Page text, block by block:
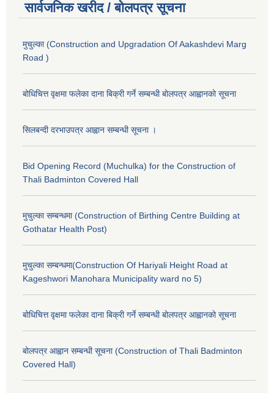
सार्वजनिक खरीद / बोलपत्र सूचना
मुचुल्का (Construction and Upgradation Of Aakashdevi Marg
Road )
बोधिचित्त वृक्षमा फलेका दाना बिक्री गर्ने सम्बन्धी बोलपत्र आह्वानको सूचना
सिलबन्दी दरभाउपत्र आह्वान सम्बन्धी सूचना ।
Bid Opening Record (Muchulka) for the Construction of
Thali Badminton Covered Hall
मुचुल्का सम्बन्धमा (Construction of Birthing Centre Building at
Gothatar Health Post)
मुचुल्का सम्बन्धमा(Construction Of Hariyali Height Road at
Kageshwori Manohara Municipality ward no 5)
बोधिचित्त वृक्षमा फलेका दाना बिक्री गर्ने सम्बन्धी बोलपत्र आह्वानको सूचना
बोलपत्र आह्वान सम्बन्धी सूचना (Construction of Thali Badminton
Covered Hall)